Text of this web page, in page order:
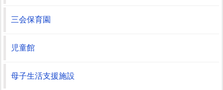
三会保育園
児童館
母子生活支援施設